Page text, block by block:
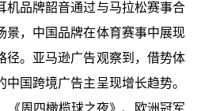
机品牌韶音通过与马拉松赛事合
景，中国品牌在体育赛事中展现
径。亚马逊广告观察到，借势体
国跨境广告主呈现增长趋势。